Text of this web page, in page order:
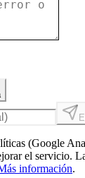
(Google
el servicio.
información.